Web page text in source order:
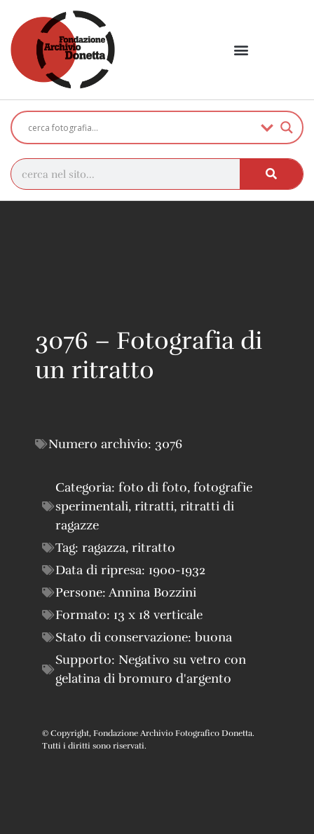
3076 – Fotografia di
un ritratto
Numero archivio: 3076
Categoria: foto di foto, fotografie
sperimentali, ritratti, ritratti di
ragazze
Tag: ragazza, ritratto
Data di ripresa: 1900-1932
Persone: Annina Bozzini
Formato: 13 x 18 verticale
Stato di conservazione: buona
Supporto: Negativo su vetro con
gelatina di bromuro d'argento
© Copyright, Fondazione Archivio Fotografico Donetta.
Tutti i diritti sono riservati.